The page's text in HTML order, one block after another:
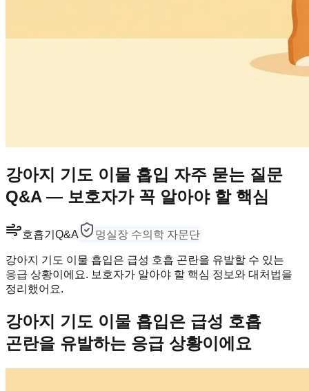
강아지 기도 이물 흡입 자주 묻는 질문
Q&A — 보호자가 꼭 알아야 할 핵심
호흡기 Q&A 멍실장 수의학 자문단
강아지 기도 이물 흡입은 급성 호흡 곤란을 유발할 수 있는
응급 상황이에요. 보호자가 알아야 할 핵심 정보와 대처법을
정리했어요.
강아지 기도 이물 흡입은 급성 호흡
곤란을 유발하는 응급 상황이에요